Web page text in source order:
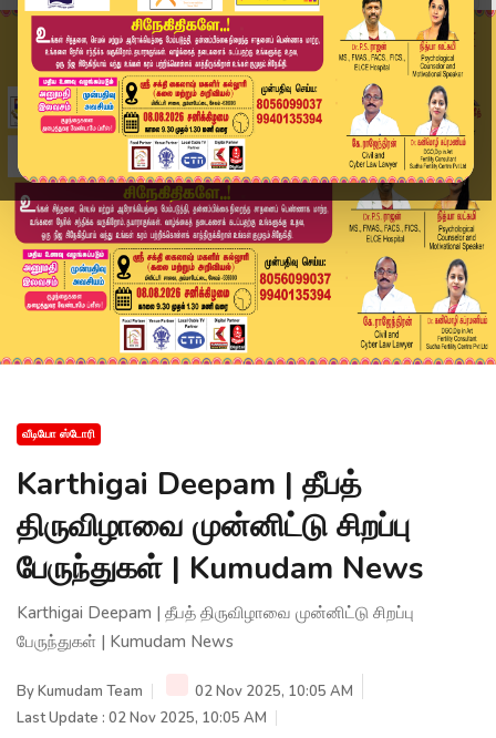
வீடியோ ஸ்டோரி
Karthigai Deepam | தீபத்
திருவிழாவை முன்னிட்டு சிறப்பு
பேருந்துகள் | Kumudam News
Karthigai Deepam | தீபத் திருவிழாவை முன்னிட்டு சிறப்பு
பேருந்துகள் | Kumudam News
ByKumudam Team
02 Nov 2025, 10:05 AM
Last Update : 02 Nov 2025, 10:05 AM